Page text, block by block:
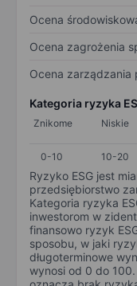
Ocena
Ocena zagrożenia
Ocena zarządzania
Kategoria ryzyka
Znikome Niskie
0-10
10-20
Ryzyko ESG jest
przedsiębiorstwo
Kategoria ryzyka
inwestorom w
finansowo ryzyk
sposobu, w jaki
długoterminowe
wynosi od 0 do